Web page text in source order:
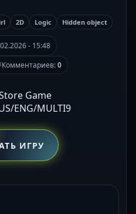
2D Logic Hidden object
- 15:48
Комментариев:0
Game
ENG/MULTI9
ИГРУ